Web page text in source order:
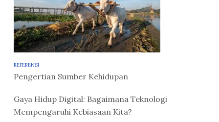
REFERENSI
Pengertian Sumber Kehidupan
Gaya Hidup Digital: Bagaimana Teknologi
Mempengaruhi Kebiasaan Kita?